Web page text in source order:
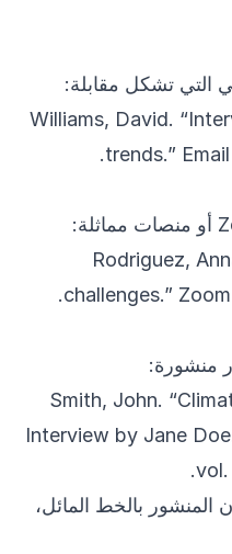
التي تشكل مقابلة:
Williams, David.
trends.”
Rodriguez,
challenges.”
منشورة:
Smith, John.
Interview by Jane
vol.
بالخط المائل،